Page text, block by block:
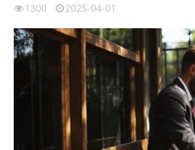
1300 2025-04-01